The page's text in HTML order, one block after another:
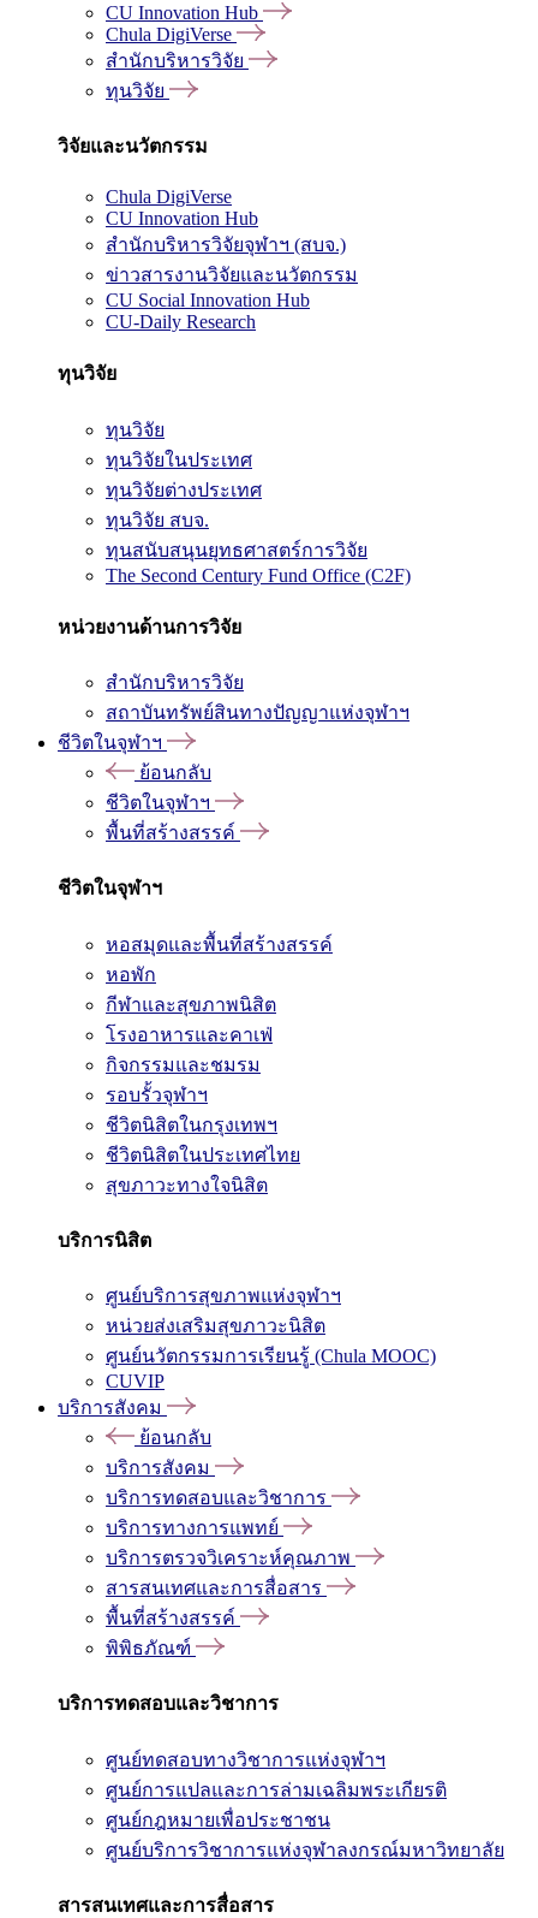
CU Innovation Hub
Chula DigiVerse
สำนักบริหารวิจัย
ทุนวิจัย
วิจัยและนวัตกรรม
Chula DigiVerse
CU Innovation Hub
สำนักบริหารวิจัยจุฬาฯ (สบจ.)
ข่าวสารงานวิจัยและนวัตกรรม
CU Social Innovation Hub
CU-Daily Research
ทุนวิจัย
ทุนวิจัย
ทุนวิจัยในประเทศ
ทุนวิจัยต่างประเทศ
ทุนวิจัย สบจ.
ทุนสนับสนุนยุทธศาสตร์การวิจัย
The Second Century Fund Office (C2F)
หน่วยงานด้านการวิจัย
สำนักบริหารวิจัย
สถาบันทรัพย์สินทางปัญญาแห่งจุฬาฯ
ชีวิตในจุฬาฯ
ย้อนกลับ
ชีวิตในจุฬาฯ
พื้นที่สร้างสรรค์
ชีวิตในจุฬาฯ
หอสมุดและพื้นที่สร้างสรรค์
หอพัก
กีฬาและสุขภาพนิสิต
โรงอาหารและคาเฟ่
กิจกรรมและชมรม
รอบรั้วจุฬาฯ
ชีวิตนิสิตในกรุงเทพฯ
ชีวิตนิสิตในประเทศไทย
สุขภาวะทางใจนิสิต
บริการนิสิต
ศูนย์บริการสุขภาพแห่งจุฬาฯ
หน่วยส่งเสริมสุขภาวะนิสิต
ศูนย์นวัตกรรมการเรียนรู้ (Chula MOOC)
CUVIP
บริการสังคม
ย้อนกลับ
บริการสังคม
บริการทดสอบและวิชาการ
บริการทางการแพทย์
บริการตรวจวิเคราะห์คุณภาพ
สารสนเทศและการสื่อสาร
พื้นที่สร้างสรรค์
พิพิธภัณฑ์
บริการทดสอบและวิชาการ
ศูนย์ทดสอบทางวิชาการแห่งจุฬาฯ
ศูนย์การแปลและการล่ามเฉลิมพระเกียรติ
ศูนย์กฎหมายเพื่อประชาชน
ศูนย์บริการวิชาการแห่งจุฬาลงกรณ์มหาวิทยาลัย
สารสนเทศและการสื่อสาร